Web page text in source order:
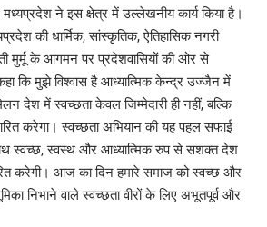
मध्यप्रदेश ने इस क्षेत्र में उल्लेखनीय कार्य किया है।
की धार्मिक, सांस्कृतिक, ऐतिहासिक नगरी
मुर्मू के आगमन पर प्रदेशवासियों की ओर से
कि मुझे विश्वास है आध्यात्मिक केन्द्र उज्जैन में
देश में स्वच्छता केवल जिम्मेदारी ही नहीं, बल्कि
करेगा। स्वच्छता अभियान की यह पहल सफाई
साथ स्वच्छ, स्वस्थ और आध्यात्मिक रुप से सशक्त देश
करेगी। आज का दिन हमारे समाज को स्वच्छ और
निभाने वाले स्वच्छता वीरों के लिए अभूतपूर्व और